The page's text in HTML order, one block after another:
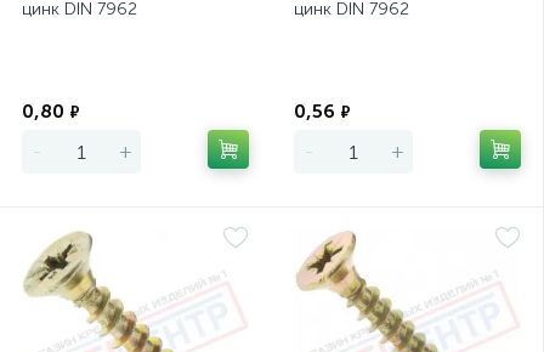
цинк DIN 7962
0,80 ₽
- +
цинк DIN 7962
0,56 ₽
- +